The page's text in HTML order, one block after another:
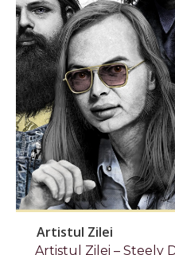
Artistul Zilei
Artistul Zilei – Steely